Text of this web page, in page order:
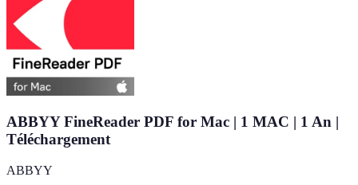
ABBYY FineReader PDF for Mac | 1 MAC | 1 An |
Téléchargement
ABBYY